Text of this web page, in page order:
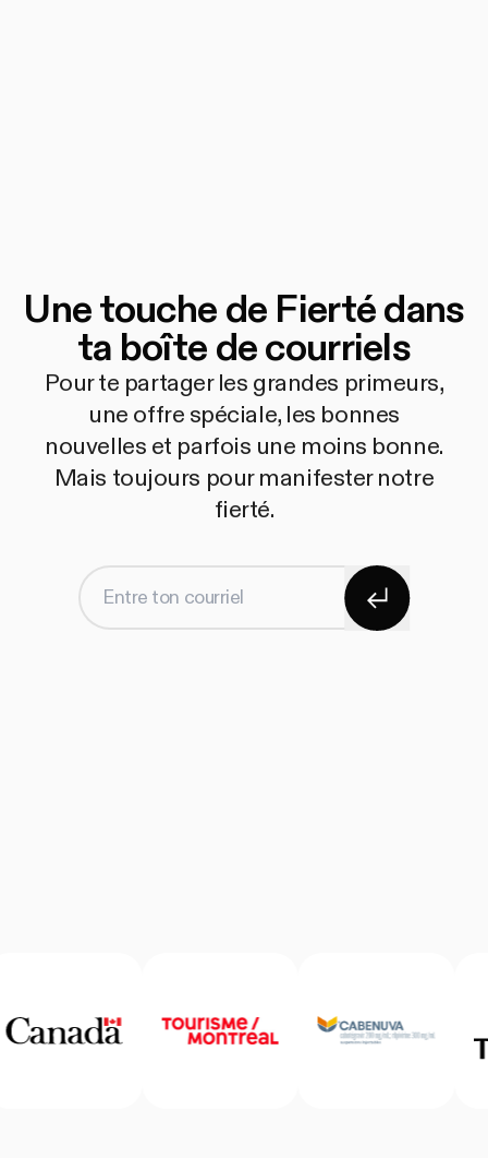
Une touche de Fierté dans
ta boîte de courriels
Pour te partager les grandes primeurs,
une offre spéciale, les bonnes
nouvelles et parfois une moins bonne.
Mais toujours pour manifester notre
fierté.
Entre ton courriel S'abonner